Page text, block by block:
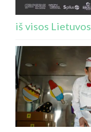
iš visos Lietuvos